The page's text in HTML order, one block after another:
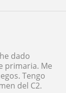
dado
primaria. Me
Tengo
del C2.